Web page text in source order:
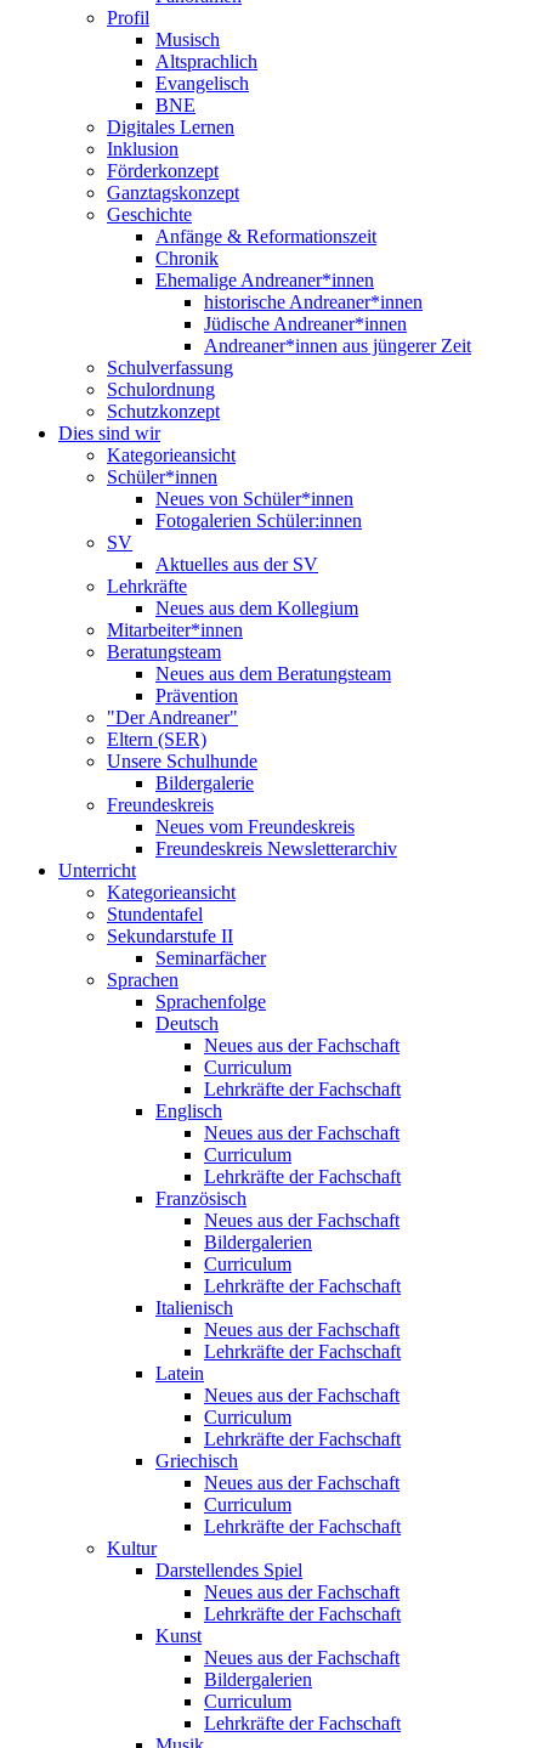
Profil
Musisch
Altsprachlich
Evangelisch
BNE
Digitales Lernen
Inklusion
Förderkonzept
Ganztagskonzept
Geschichte
Anfänge & Reformationszeit
Chronik
Ehemalige Andreaner*innen
historische Andreaner*innen
Jüdische Andreaner*innen
Andreaner*innen aus jüngerer Zeit
Schulverfassung
Schulordnung
Schutzkonzept
Dies sind wir
Kategorieansicht
Schüler*innen
Neues von Schüler*innen
Fotogalerien Schüler:innen
SV
Aktuelles aus der SV
Lehrkräfte
Neues aus dem Kollegium
Mitarbeiter*innen
Beratungsteam
Neues aus dem Beratungsteam
Prävention
"Der Andreaner"
Eltern (SER)
Unsere Schulhunde
Bildergalerie
Freundeskreis
Neues vom Freundeskreis
Freundeskreis Newsletterarchiv
Unterricht
Kategorieansicht
Stundentafel
Sekundarstufe II
Seminarfächer
Sprachen
Sprachenfolge
Deutsch
Neues aus der Fachschaft
Curriculum
Lehrkräfte der Fachschaft
Englisch
Neues aus der Fachschaft
Curriculum
Lehrkräfte der Fachschaft
Französisch
Neues aus der Fachschaft
Bildergalerien
Curriculum
Lehrkräfte der Fachschaft
Italienisch
Neues aus der Fachschaft
Lehrkräfte der Fachschaft
Latein
Neues aus der Fachschaft
Curriculum
Lehrkräfte der Fachschaft
Griechisch
Neues aus der Fachschaft
Curriculum
Lehrkräfte der Fachschaft
Kultur
Darstellendes Spiel
Neues aus der Fachschaft
Lehrkräfte der Fachschaft
Kunst
Neues aus der Fachschaft
Bildergalerien
Curriculum
Lehrkräfte der Fachschaft